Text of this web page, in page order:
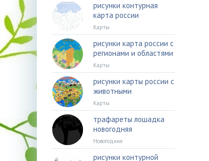
рисунки контурная
карта россии
Карты
рисунки карта россии с
регионами и областями
Карты
рисунки карты россии с
животными
Карты
трафареты лошадка
новогодняя
Новогодние
рисунки контурной